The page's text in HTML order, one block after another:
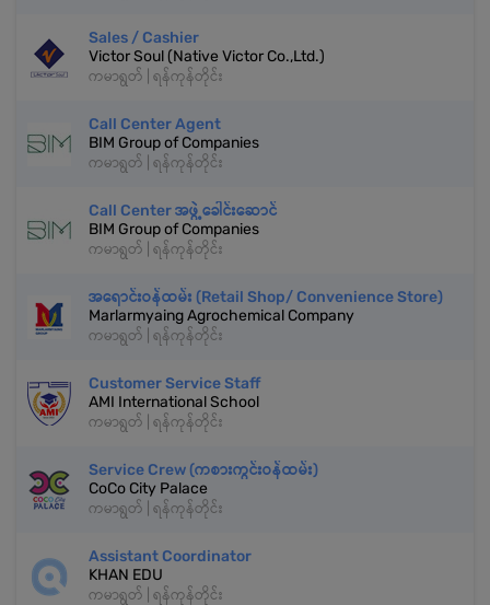
Sales / Cashier
Victor Soul (Native Victor Co.,Ltd.)
ကမာရွတ် | ရန်ကုန်တိုင်း
Call Center Agent
BIM Group of Companies
ကမာရွတ် | ရန်ကုန်တိုင်း
Call Center အဖွဲ့ခေါင်းဆောင်
BIM Group of Companies
ကမာရွတ် | ရန်ကုန်တိုင်း
အရောင်းဝန်ထမ်း (Retail Shop/ Convenience Store)
Marlarmyaing Agrochemical Company
ကမာရွတ် | ရန်ကုန်တိုင်း
Customer Service Staff
AMI International School
ကမာရွတ် | ရန်ကုန်တိုင်း
Service Crew (ကစားကွင်းဝန်ထမ်း)
CoCo City Palace
ကမာရွတ် | ရန်ကုန်တိုင်း
Assistant Coordinator
KHAN EDU
ကမာရွတ် | ရန်ကုန်တိုင်း